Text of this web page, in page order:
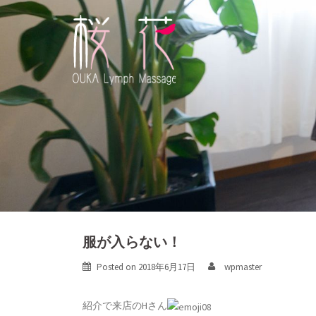
Skip
content
服が入らない！
Posted on 2018年6月17日 wpmaster
紹介で来店のHさん